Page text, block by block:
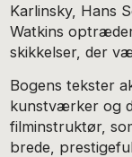
Karlinsky, Hans
Watkins
skikkelser, der
Bogens tekster
kunstværker og
filminstruktør,
brede,